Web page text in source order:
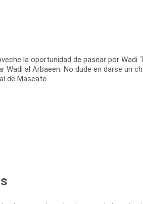
la oportunidad de pasear por Wadi
al Arbaeen. No dude en darse un
de Mascate.